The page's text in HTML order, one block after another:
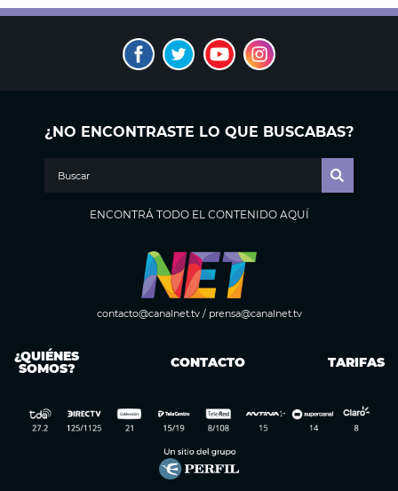
¿NO ENCONTRASTE LO QUE BUSCABAS?
ENCONTRÁ TODO EL CONTENIDO AQUÍ
contacto@canalnet.tv/ prensa@canalnet.tv
¿QUIÉNES
SOMOS? CONTACTO TARIFAS